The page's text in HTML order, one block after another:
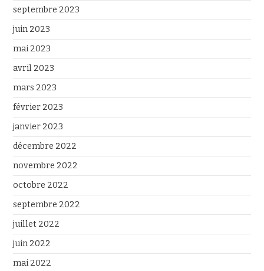
septembre 2023
juin 2023
mai 2023
avril 2023
mars 2023
février 2023
janvier 2023
décembre 2022
novembre 2022
octobre 2022
septembre 2022
juillet 2022
juin 2022
mai 2022